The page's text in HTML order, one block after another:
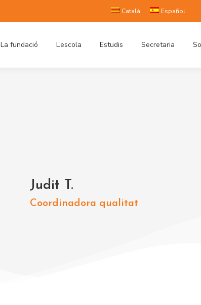
Català Español
La fundació L’escola Estudis Secretaria
Judit T.
Coordinadora qualitat